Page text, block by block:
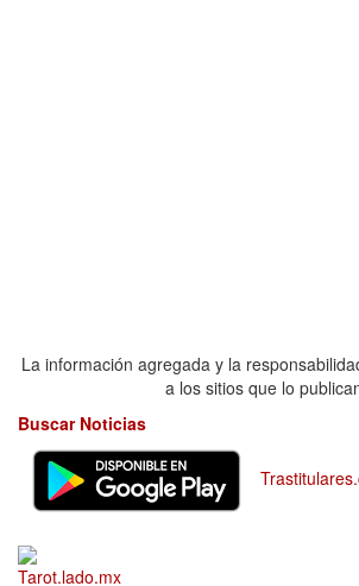
La información agregada y la
a los sitios que lo
Buscar Noticias
Tarot.lado.mx